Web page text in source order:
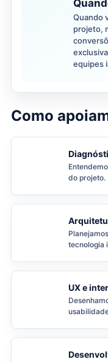
Quando
projeto,
equipes
Como
do projeto.
tecnologia
UX e